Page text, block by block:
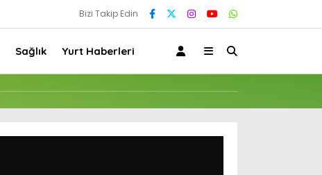
Bizi Takip Edin
Sağlık Yurt Haberleri